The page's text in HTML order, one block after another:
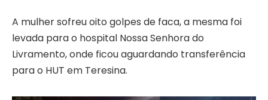
A mulher sofreu oito golpes de faca, a mesma foi
levada para o hospital Nossa Senhora do
Livramento, onde ficou aguardando transferência
para o HUT em Teresina.